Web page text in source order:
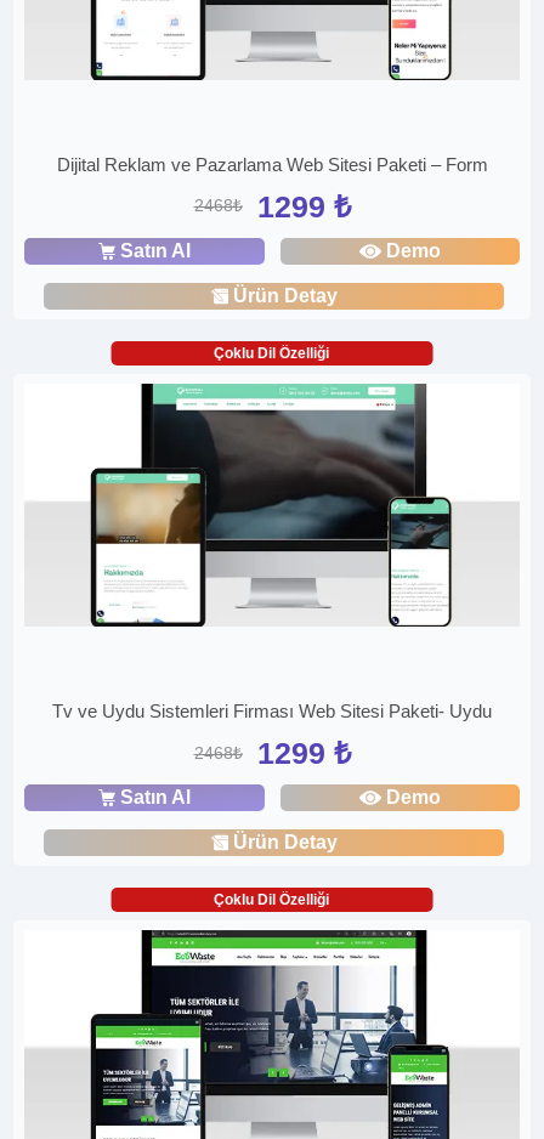
Dijital Reklam ve Pazarlama Web Sitesi Paketi – Form
2468₺ 1299 ₺
Satın Al Demo
Ürün Detay
Çoklu Dil Özelliği
Tv ve Uydu Sistemleri Firması Web Sitesi Paketi- Uydu
2468₺ 1299 ₺
Satın Al Demo
Ürün Detay
Çoklu Dil Özelliği